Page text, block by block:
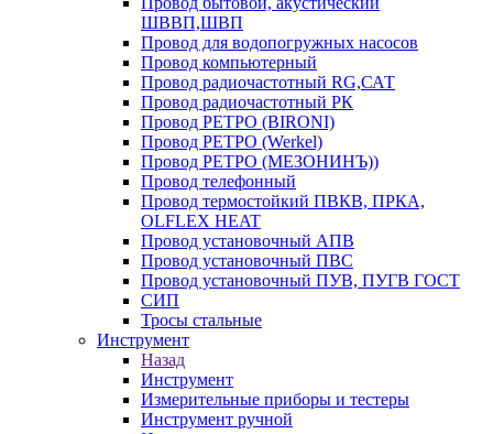
ШВВП,ШВП
Провод для водопогружных насосов
Провод компьютерный
Провод радиочастотный RG,САТ
Провод радиочастотный РК
Провод РЕТРО (BIRONI)
Провод РЕТРО (Werkel)
Провод РЕТРО (МЕЗОНИНЪ))
Провод телефонный
Провод термостойкий ПВКВ, ПРКА,
OLFLEX HEAT
Провод установочный АПВ
Провод установочный ПВС
Провод установочный ПУВ, ПУГВ ГОСТ
СИП
Тросы стальные
Инструмент
Назад
Инструмент
Измерительные приборы и тестеры
Инструмент ручной